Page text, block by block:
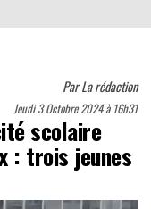
ParLa rédaction
Jeudi 3 Octobre 2024 à 16h31
scolaire
: trois jeunes